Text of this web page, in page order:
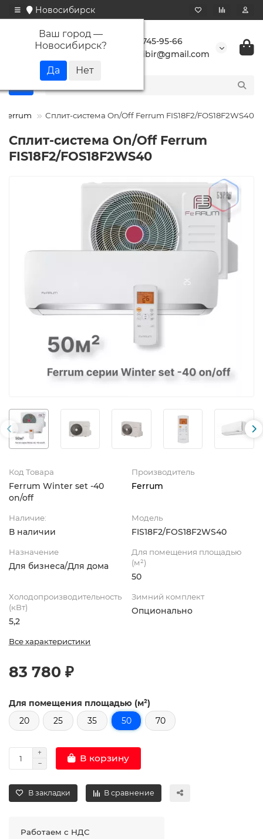
Новосибирск
Ваш город —
Новосибирск?
+7 923 745-95-66
buransibir@gmail.com
Ferrum Сплит-система On/Off Ferrum FIS18F2/FOS18F2WS40
Сплит-система On/Off Ferrum
FIS18F2/FOS18F2WS40
Код Товара
Ferrum Winter set -40
on/off
Производитель
Ferrum
Наличие:
В наличии
Модель
FIS18F2/FOS18F2WS40
Назначение
Для бизнеса/Для дома
Для помещения площадью
(м²)
50
Холодопроизводительность
(кВт)
5,2
Зимний комплект
Опционально
Все характеристики
83 780 ₽
Для помещения площадью (м²)
20
25 35 50 70
В корзину
В закладки В сравнение
Работаем с НДС